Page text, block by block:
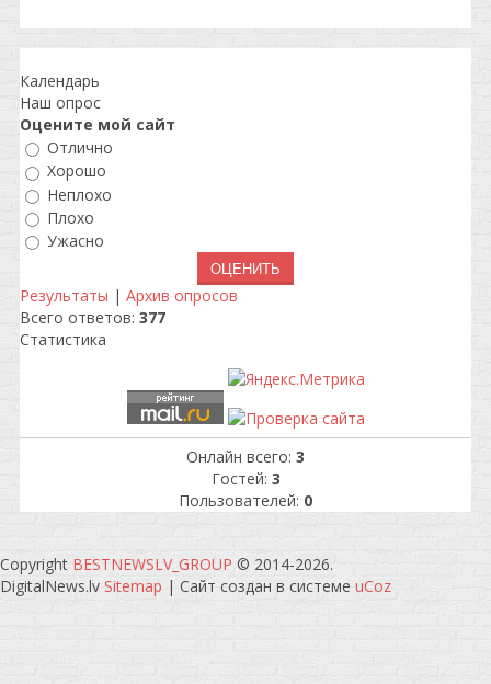
Календарь
Наш опрос
Оцените мой сайт
Отлично
Хорошо
Неплохо
Плохо
Ужасно
Результаты | Архив опросов
Всего ответов: 377
Статистика
Онлайн всего: 3
Гостей: 3
Пользователей: 0
Copyright BESTNEWSLV_GROUP © 2014-2026.
DigitalNews.lv Sitemap | Сайт создан в системе uCoz